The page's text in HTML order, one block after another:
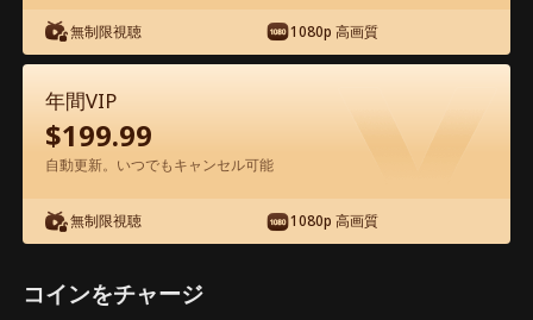
エピソード85 - お嬢様は、私だった 映
画フル
81 82 83 84 85
無制限視聴 1080p 高画質
年間VIP
$199.99
自動更新。いつでもキャンセル可能
無制限視聴 1080p 高画質
コインをチャージ